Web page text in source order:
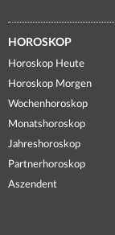
HOROSKOP
Horoskop Heute
Horoskop Morgen
Wochenhoroskop
Monatshoroskop
Jahreshoroskop
Partnerhoroskop
Aszendent